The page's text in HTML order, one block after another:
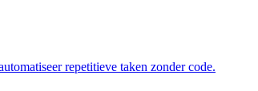
repetitieve taken zonder code.